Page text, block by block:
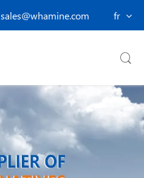
sales@whamine.com fr
